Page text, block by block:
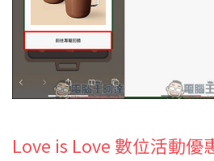
Love is Love 數位活動優